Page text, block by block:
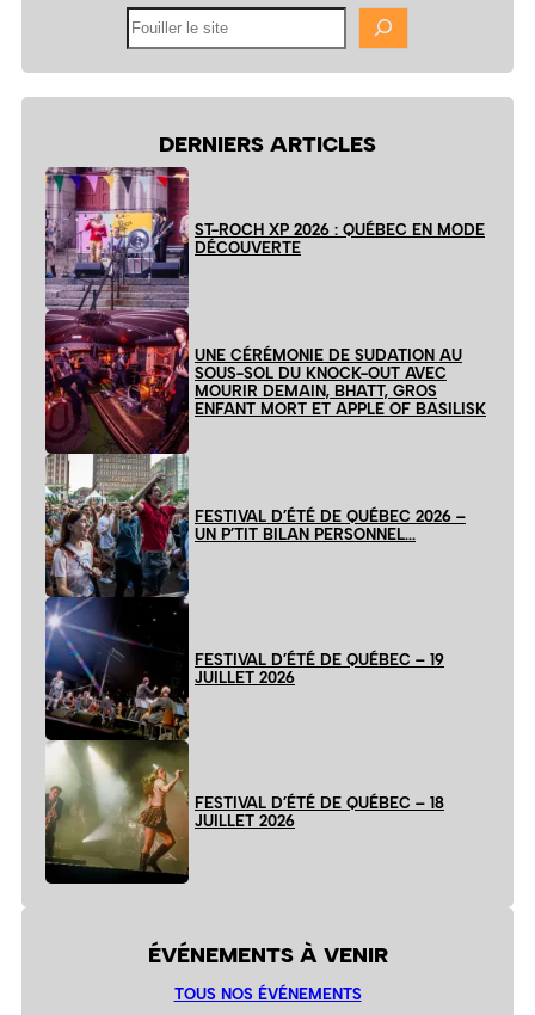
DERNIERS ARTICLES
ST-ROCH XP 2026 : QUÉBEC EN MODE
DÉCOUVERTE
UNE CÉRÉMONIE DE SUDATION AU
SOUS-SOL DU KNOCK-OUT AVEC
MOURIR DEMAIN, BHATT, GROS
ENFANT MORT ET APPLE OF BASILISK
FESTIVAL D’ÉTÉ DE QUÉBEC 2026 –
UN P’TIT BILAN PERSONNEL…
FESTIVAL D’ÉTÉ DE QUÉBEC – 19
JUILLET 2026
FESTIVAL D’ÉTÉ DE QUÉBEC – 18
JUILLET 2026
ÉVÉNEMENTS À VENIR
TOUS NOS ÉVÉNEMENTS